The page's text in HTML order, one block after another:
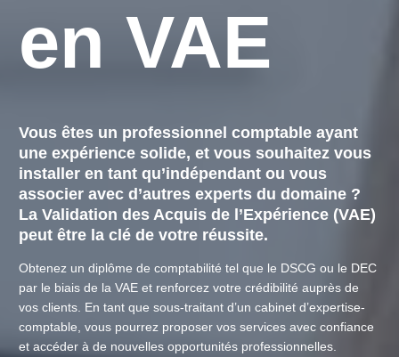
en VAE
Vous êtes un professionnel comptable ayant
une expérience solide, et vous souhaitez vous
installer en tant qu’indépendant ou vous
associer avec d’autres experts du domaine ?
La Validation des Acquis de l’Expérience (VAE)
peut être la clé de votre réussite.
Obtenez un diplôme de comptabilité tel que le DSCG ou le DEC
par le biais de la VAE et renforcez votre crédibilité auprès de
vos clients. En tant que sous-traitant d’un cabinet d’expertise-
comptable, vous pourrez proposer vos services avec confiance
et accéder à de nouvelles opportunités professionnelles.